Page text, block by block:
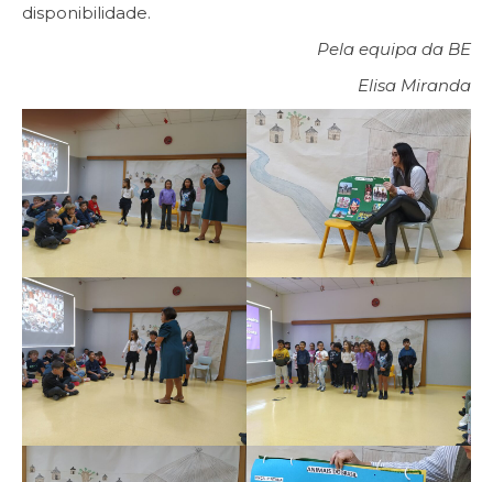
disponibilidade.
Pela equipa da BE
Elisa Miranda